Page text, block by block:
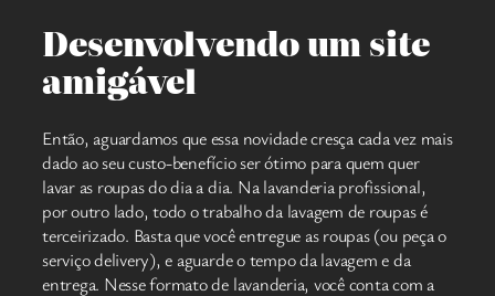
Desenvolvendo um site
amigável
Então, aguardamos que essa novidade cresça cada vez mais
dado ao seu custo-benefício ser ótimo para quem quer
lavar as roupas do dia a dia. Na lavanderia profissional,
por outro lado, todo o trabalho da lavagem de roupas é
terceirizado. Basta que você entregue as roupas (ou peça o
serviço delivery), e aguarde o tempo da lavagem e da
entrega. Nesse formato de lavanderia, você conta com a